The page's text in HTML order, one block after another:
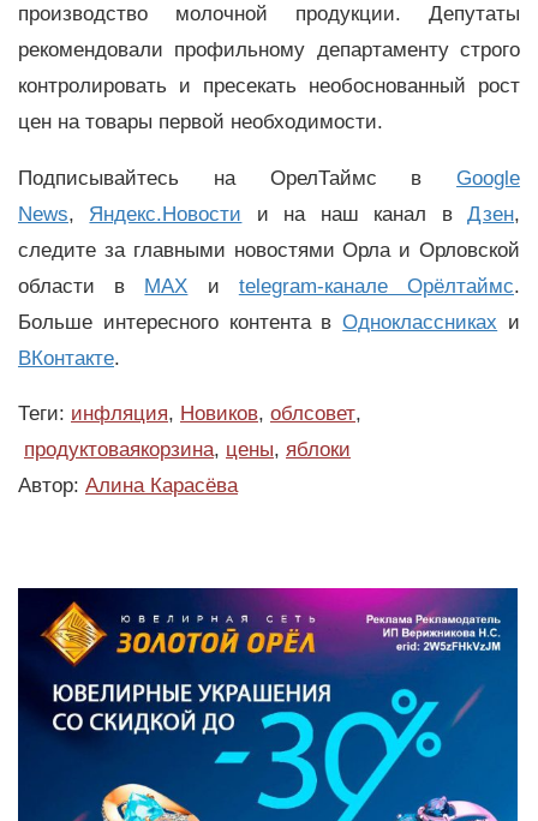
производство молочной продукции. Депутаты
рекомендовали профильному департаменту строго
контролировать и пресекать необоснованный рост
цен на товары первой необходимости.
Подписывайтесь на ОрелТаймс в Google
News, Яндекс.Новости и на наш канал вДзен,
следите за главными новостями Орла и Орловской
области в MAX и telegram-канале Орёлтаймс.
Больше интересного контента вОдноклассниках и
ВКонтакте.
Теги: инфляция, Новиков, облсовет,
продуктоваякорзина, цены, яблоки
Автор: Алина Карасёва